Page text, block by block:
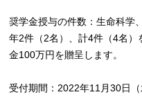
奨学金授与の件数：生命科学
年2件（2名）、計4件（4名
金100万円を贈呈します。
受付期間：2022年11月30日